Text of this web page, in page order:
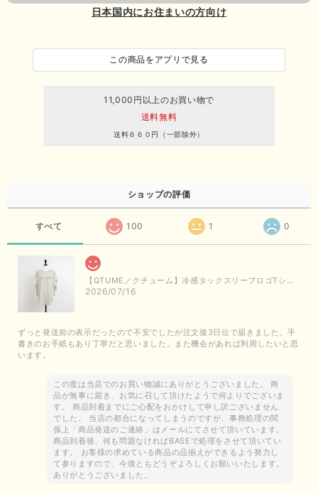
日本国内にお住まいの方向け
この商品をアプリで見る
11,000円以上のお買い物で
送料無料
送料６６０円（一部除外）
ショップの評価
すべて 100 1 0
【QTUME／クチューム】冷感タックスリーブロゴTシャツ（ライトグレー）
2026/07/16
ずっと発送前の表示だったので不安でしたが注文後3日位で届きました。手
書きのお手紙もあり丁寧だと思いました。また機会があれば利用したいと思
います。
この度は当店でのお買い物誠にありがとうございました。 商
品が無事に届き、お気に召して頂けたようで何よりでございま
す。 商品到着までにご心配をおかけして申し訳ございません
でした。 当店の都合になってしまうのですが、事務処理の関
係上「商品発送のご連絡」はメールにてさせて頂いています。
商品到着後、何も問題なければBASEで処理をさせて頂いてい
ます。 お客様の求めている商品の品揃えができるよう努力し
て参りますので、今後ともどうぞよろしくお願いいたします。
ありがとうございました。